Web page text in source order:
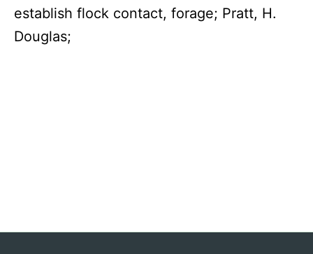
establish flock contact, forage; Pratt, H.
Douglas;